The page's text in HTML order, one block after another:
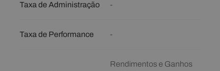
Taxa de Administração -
Taxa de Performance -
Rendimentos e Ganhos